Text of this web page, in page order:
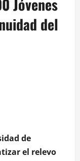
Jóvenes
del
de
el relevo